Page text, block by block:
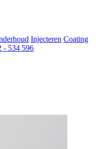
Injecteren Coating
- 534 596